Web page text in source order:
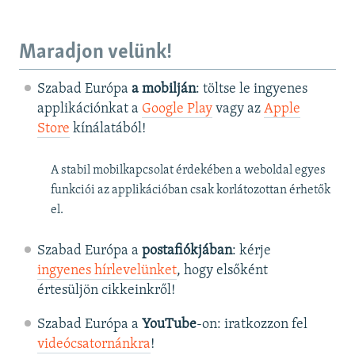
Maradjon velünk!
Szabad Európa a mobilján: töltse le ingyenes
applikációnkat a Google Playvagy az Apple
Store kínálatából!
A stabil mobilkapcsolat érdekében a weboldal egyes
funkciói az applikációban csak korlátozottan érhetők
el.
Szabad Európa a postafiókjában: kérje
ingyenes hírlevelünket, hogy elsőként
értesüljön cikkeinkről!
Szabad Európa a YouTube-on: iratkozzon fel
videócsatornánkra!